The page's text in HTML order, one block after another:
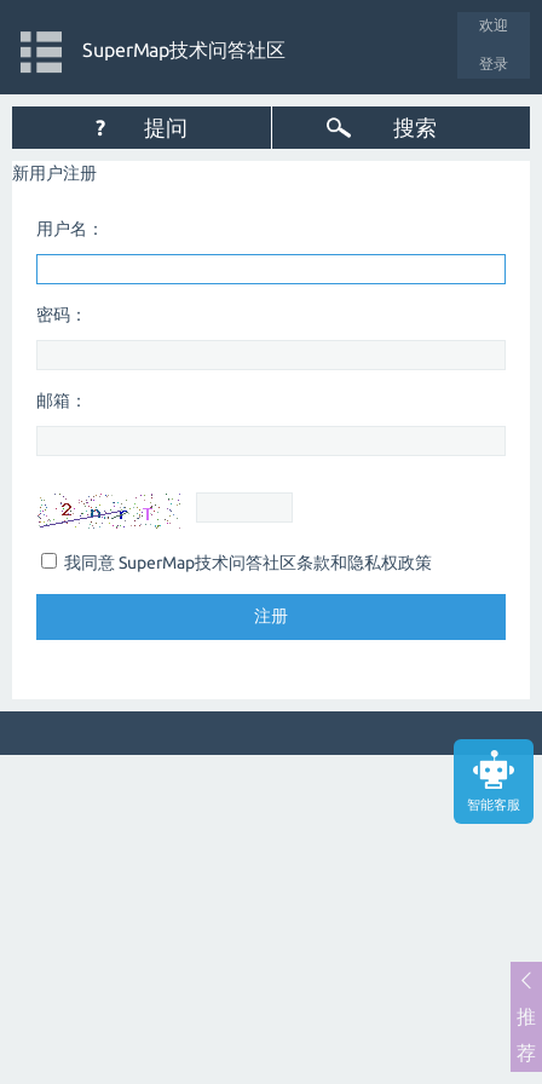
智能客服
欢迎
登录
SuperMap技术问答社区
? 提问 搜索
新用户注册
用户名：
密码：
邮箱：
我同意 SuperMap技术问答社区条款和隐私权政策